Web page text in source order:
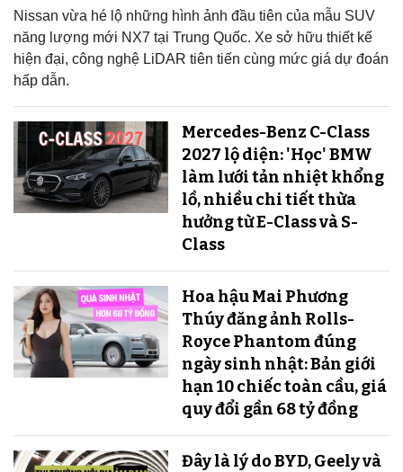
Nissan vừa hé lộ những hình ảnh đầu tiên của mẫu SUV
năng lượng mới NX7 tại Trung Quốc. Xe sở hữu thiết kế
hiện đại, công nghệ LiDAR tiên tiến cùng mức giá dự đoán
hấp dẫn.
Mercedes-Benz C-Class
2027 lộ diện: 'Học' BMW
làm lưới tản nhiệt khổng
lồ, nhiều chi tiết thừa
hưởng từ E-Class và S-
Class
Hoa hậu Mai Phương
Thúy đăng ảnh Rolls-
Royce Phantom đúng
ngày sinh nhật: Bản giới
hạn 10 chiếc toàn cầu, giá
quy đổi gần 68 tỷ đồng
Đây là lý do BYD, Geely và